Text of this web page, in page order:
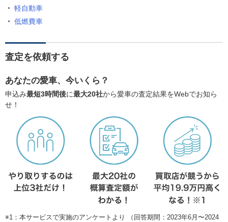
軽自動車
低燃費車
査定を依頼する
あなたの愛車、今いくら？
申込み最短3時間後に最大20社から愛車の査定結果をWebでお知ら
せ！
※1：本サービスで実施のアンケートより （回答期間：2023年6月〜2024